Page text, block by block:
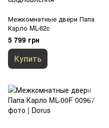
Межкомнатные двери Папа
Карло ML-62c
5 799 грн
Купить